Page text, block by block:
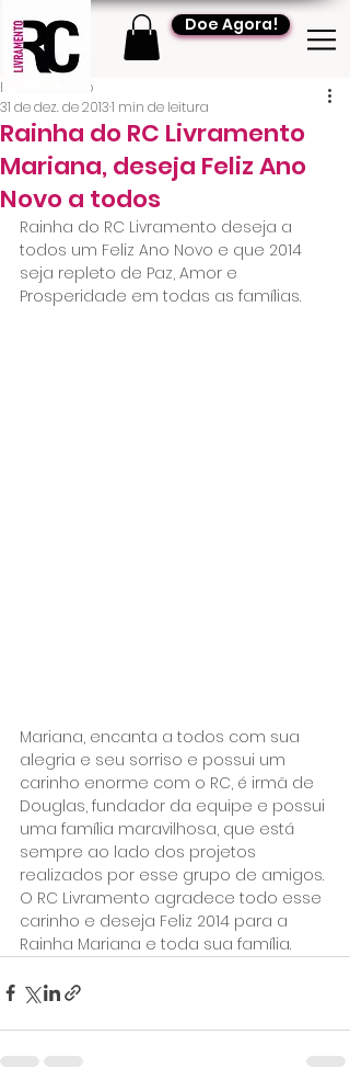
Doe Agora!
Rainha do RC Livramento
Mariana, deseja Feliz Ano
Novo a todos
RC Livramento
31 de dez. de 20131 min de leitura
Rainha do RC Livramento deseja a
todos um Feliz Ano Novo e que 2014
seja repleto de Paz, Amor e
Prosperidade em todas as famílias.
Mariana, encanta a todos com sua
alegria e seu sorriso e possui um
carinho enorme com o RC, é irmã de
Douglas, fundador da equipe e possui
uma família maravilhosa, que está
sempre ao lado dos projetos
realizados por esse grupo de amigos.
O RC Livramento agradece todo esse
carinho e deseja Feliz 2014 para a
Rainha Mariana e toda sua família.